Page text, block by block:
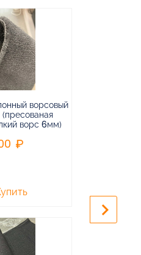
ворсовый
(пресованая
ворс 6мм)
keyboard_arrow_right